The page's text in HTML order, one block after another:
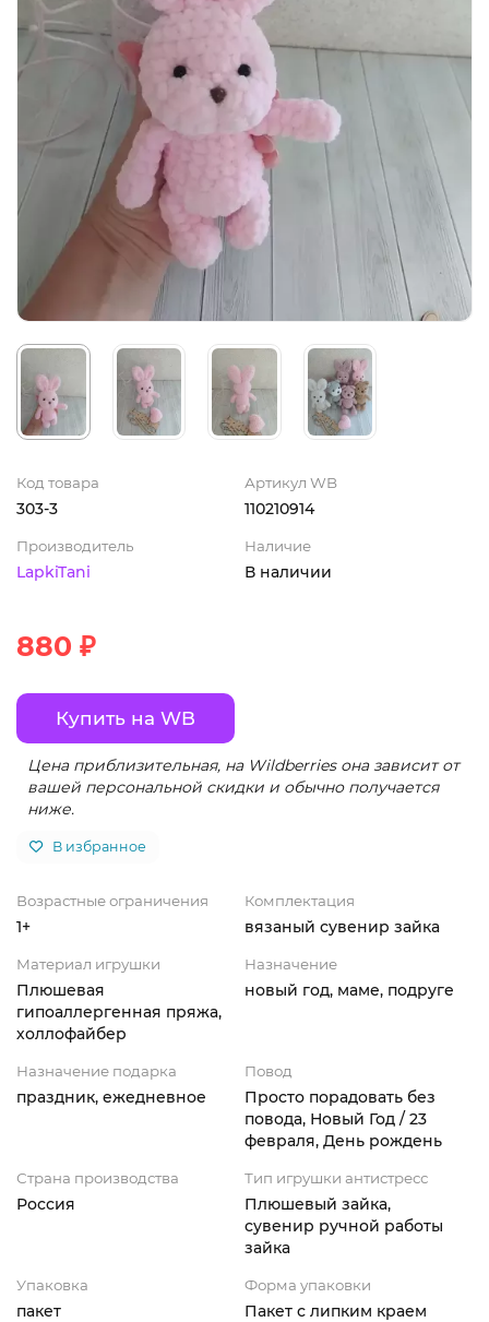
Код товара
303-3
Артикул WB
110210914
Производитель
LapkiTani
Наличие
В наличии
880 ₽
Купить на WB
Цена приблизительная, на Wildberries она зависит от
вашей персональной скидки и обычно получается
ниже.
В избранное
Возрастные ограничения
1+
Комплектация
вязаный сувенир зайка
Материал игрушки
Плюшевая
гипоаллергенная пряжа,
холлофайбер
Назначение
новый год, маме, подруге
Назначение подарка
праздник, ежедневное
Повод
Просто порадовать без
повода, Новый Год / 23
февраля, День рождень
Страна производства
Россия
Тип игрушки антистресс
Плюшевый зайка,
сувенир ручной работы
зайка
Упаковка
пакет
Форма упаковки
Пакет с липким краем